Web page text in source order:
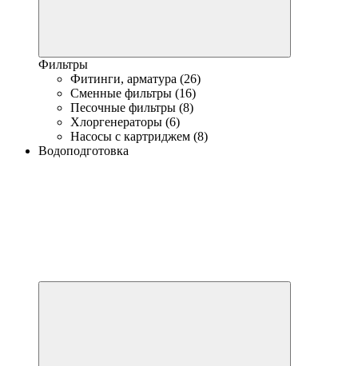
Фильтры
Фитинги, арматура (26)
Сменные фильтры (16)
Песочные фильтры (8)
Хлоргенераторы (6)
Насосы с картриджем (8)
Водоподготовка